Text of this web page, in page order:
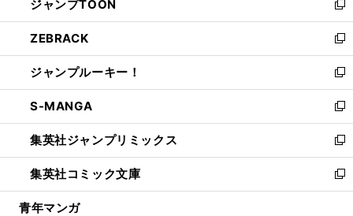
く
で
開
く
ド
ウ
で
開
く
ィ
ン
ド
ウ
で
開
く
い
ウ
ィ
ン
ド
ウ
で
開
く
ジャンプTOON
新
し
い
ウ
ィ
ン
ド
ウ
で
開
く
ZEBRACK
新
し
い
ウ
ィ
ン
ド
ウ
で
開
ジャンプルーキー！
新
し
い
ウ
ィ
ン
ド
ウ
S-MANGA
新
し
い
ウ
ィ
ン
集英社ジャンプリミックス
新
し
い
ウ
集英社コミック文庫
新
し
青年マンガ